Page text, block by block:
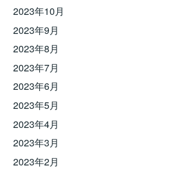
2023年10月
2023年9月
2023年8月
2023年7月
2023年6月
2023年5月
2023年4月
2023年3月
2023年2月